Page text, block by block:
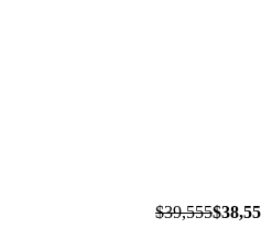
$39,555